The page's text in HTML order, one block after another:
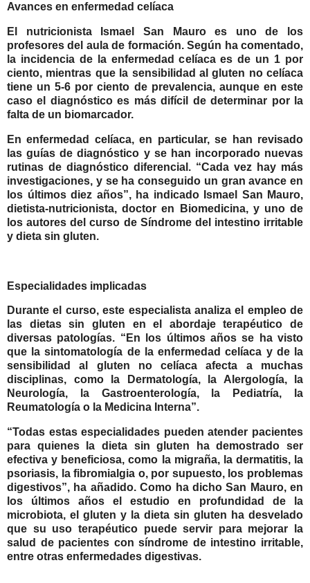
Avances en enfermedad celíaca
El nutricionista Ismael San Mauro es uno de los
profesores del aula de formación. Según ha comentado,
la incidencia de la enfermedad celíaca es de un 1 por
ciento, mientras que la sensibilidad al gluten no celíaca
tiene un 5-6 por ciento de prevalencia, aunque en este
caso el diagnóstico es más difícil de determinar por la
falta de un biomarcador.
En enfermedad celíaca, en particular, se han revisado
las guías de diagnóstico y se han incorporado nuevas
rutinas de diagnóstico diferencial. “Cada vez hay más
investigaciones, y se ha conseguido un gran avance en
los últimos diez años”, ha indicado Ismael San Mauro,
dietista-nutricionista, doctor en Biomedicina, y uno de
los autores del curso de Síndrome del intestino irritable
y dieta sin gluten.
Especialidades implicadas
Durante el curso, este especialista analiza el empleo de
las dietas sin gluten en el abordaje terapéutico de
diversas patologías. “En los últimos años se ha visto
que la sintomatología de la enfermedad celíaca y de la
sensibilidad al gluten no celíaca afecta a muchas
disciplinas, como la Dermatología, la Alergología, la
Neurología, la Gastroenterología, la Pediatría, la
Reumatología o la Medicina Interna”.
“Todas estas especialidades pueden atender pacientes
para quienes la dieta sin gluten ha demostrado ser
efectiva y beneficiosa, como la migraña, la dermatitis, la
psoriasis, la fibromialgia o, por supuesto, los problemas
digestivos”, ha añadido. Como ha dicho San Mauro, en
los últimos años el estudio en profundidad de la
microbiota, el gluten y la dieta sin gluten ha desvelado
que su uso terapéutico puede servir para mejorar la
salud de pacientes con síndrome de intestino irritable,
entre otras enfermedades digestivas.